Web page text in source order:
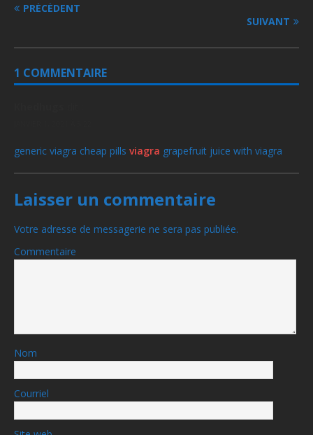
PRÉCÉDENT
SUIVANT
1 COMMENTAIRE
generic viagra cheap pills viagra grapefruit juice with viagra
Laisser un commentaire
Votre adresse de messagerie ne sera pas publiée.
Commentaire
Nom
Courriel